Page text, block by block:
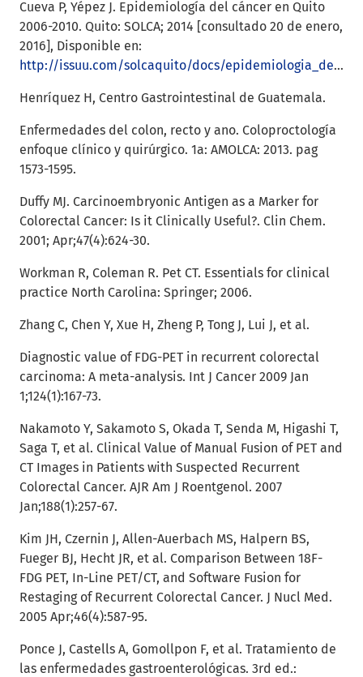
Cueva P, Yépez J. Epidemiología del cáncer en Quito
2006-2010. Quito: SOLCA; 2014 [consultado 20 de enero,
2016], Disponible en:
http://issuu.com/solcaquito/docs/epidemiologia_de_cancer_en_quito_20/1
Henríquez H, Centro Gastrointestinal de Guatemala.
Enfermedades del colon, recto y ano. Coloproctología
enfoque clínico y quirúrgico. 1a: AMOLCA: 2013. pag
1573-1595.
Duffy MJ. Carcinoembryonic Antigen as a Marker for
Colorectal Cancer: Is it Clinically Useful?. Clin Chem.
2001; Apr;47(4):624-30.
Workman R, Coleman R. Pet CT. Essentials for clinical
practice North Carolina: Springer; 2006.
Zhang C, Chen Y, Xue H, Zheng P, Tong J, Lui J, et al.
Diagnostic value of FDG-PET in recurrent colorectal
carcinoma: A meta-analysis. Int J Cancer 2009 Jan
1;124(1):167-73.
Nakamoto Y, Sakamoto S, Okada T, Senda M, Higashi T,
Saga T, et al. Clinical Value of Manual Fusion of PET and
CT Images in Patients with Suspected Recurrent
Colorectal Cancer. AJR Am J Roentgenol. 2007
Jan;188(1):257-67.
Kim JH, Czernin J, Allen-Auerbach MS, Halpern BS,
Fueger BJ, Hecht JR, et al. Comparison Between 18F-
FDG PET, In-Line PET/CT, and Software Fusion for
Restaging of Recurrent Colorectal Cancer. J Nucl Med.
2005 Apr;46(4):587-95.
Ponce J, Castells A, Gomollpon F, et al. Tratamiento de
las enfermedades gastroenterológicas. 3rd ed.: